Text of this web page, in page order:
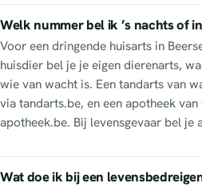
Welk nummer bel ik ’s nachts of
Voor een dringende huisarts in
huisdier bel je je eigen dierenarts,
wie van wacht is. Een tandarts van
via tandarts.be, en een apotheek
apotheek.be. Bij levensgevaar bel je
Wat doe ik bij een